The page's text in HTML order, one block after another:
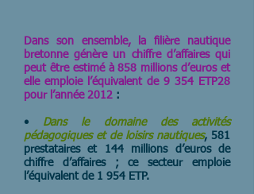
Dans son ensemble, la filière nautique
bretonne génère un chiffre d’affaires qui
peut être estimé à 858 millions d’euros et
elle emploie l’équivalent de 9 354 ETP28
pour l’année 2012 :
• Dans le domaine des activités
pédagogiques et de loisirs nautiques, 581
prestataires et 144 millions d’euros de
chiffre d’affaires ; ce secteur emploie
l’équivalent de 1 954 ETP.